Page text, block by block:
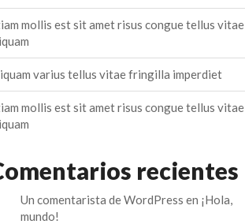
mollis est sit amet risus congue tellus vitae
varius tellus vitae fringilla imperdiet
mollis est sit amet risus congue tellus vitae
recientes
Un comentarista de WordPress en ¡Hola,
mundo!